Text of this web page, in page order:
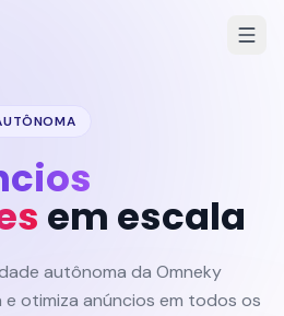
em escala
autônoma da Omneky
e otimiza anúncios em todos os